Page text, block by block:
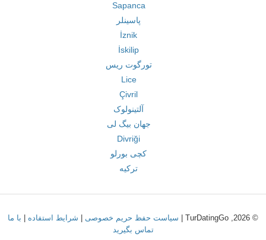
Sapanca
پاسینلر
İznik
İskilip
تورگوت ریس
Lice
Çivril
آلتینولوک
جهان بیگ لی
Divriği
کچی بورلو
ترکیه
© 2026, TurDatingGo | سیاست حفظ حریم خصوصی شرایط استفاده
با ما
تماس بگیرید